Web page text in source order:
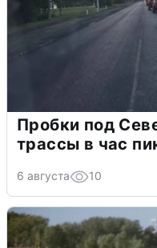
Пробки под
трассы в час
6 августа 10